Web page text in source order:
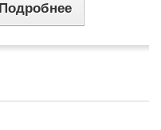
Подробнее